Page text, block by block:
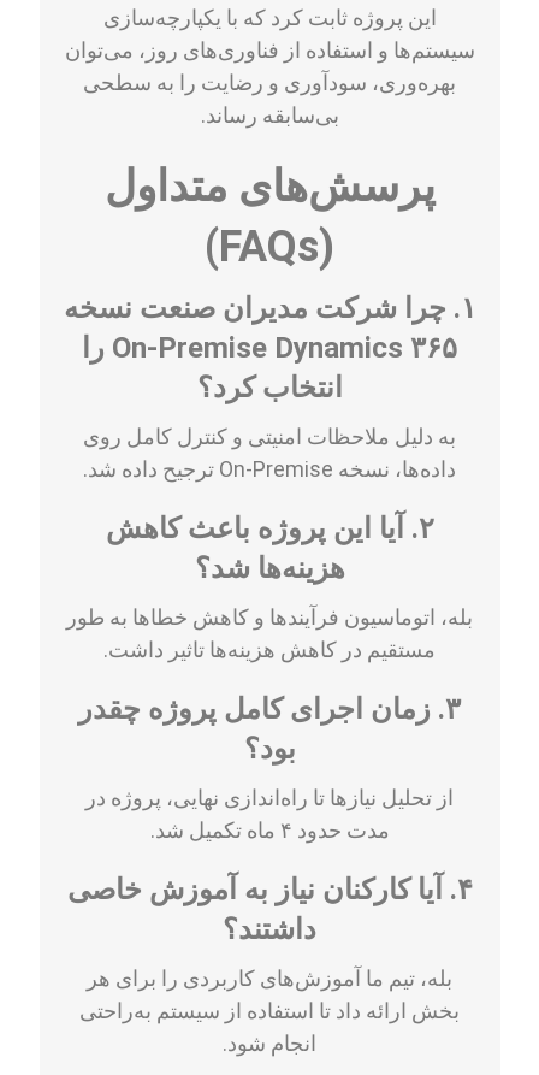
این پروژه ثابت کرد که با یکپارچه‌سازی
سیستم‌ها و استفاده از فناوری‌های روز، می‌توان
بهره‌وری، سودآوری و رضایت را به سطحی
بی‌سابقه رساند.
پرسش‌های متداول
(FAQs)
۱. چرا شرکت مدیران صنعت نسخه
On-Premise Dynamics ۳۶۵ را
انتخاب کرد؟
به دلیل ملاحظات امنیتی و کنترل کامل روی
داده‌ها، نسخه On-Premise ترجیح داده شد.
۲. آیا این پروژه باعث کاهش
هزینه‌ها شد؟
بله، اتوماسیون فرآیندها و کاهش خطاها به طور
مستقیم در کاهش هزینه‌ها تاثیر داشت.
۳. زمان اجرای کامل پروژه چقدر
بود؟
از تحلیل نیازها تا راه‌اندازی نهایی، پروژه در
مدت حدود ۴ ماه تکمیل شد.
۴. آیا کارکنان نیاز به آموزش خاصی
داشتند؟
بله، تیم ما آموزش‌های کاربردی را برای هر
بخش ارائه داد تا استفاده از سیستم به‌راحتی
انجام شود.